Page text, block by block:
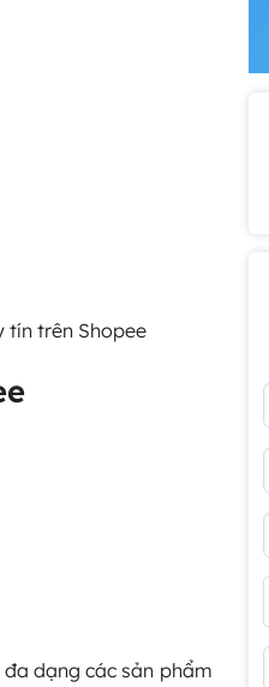
tín trên Shopee
dạng các sản phẩm